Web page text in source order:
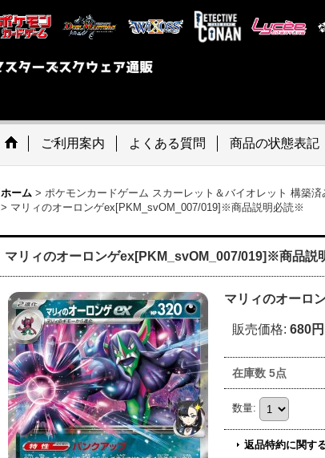
ご利用案内 よくある質問 商品の状態表記
ホーム > ポケモンカードゲーム スカーレット＆バイオレット 構築
> マリィのオーロンゲex[PKM_svOM_007/019]※商品説明必読※
マリィのオーロンゲex[PKM_svOM_007/019]※商品説
マリィのオーロ
販売価格: 680円
在庫数 5点
数量:
返品特約に関す